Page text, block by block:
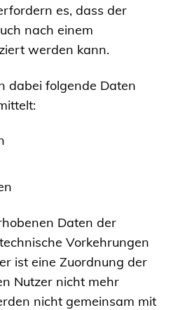
es, dass der
nach einem
werden kann.
dabei folgende Daten
Daten der
Vorkehrungen
ist eine Zuordnung der
Nutzer nicht mehr
nicht gemeinsam mit